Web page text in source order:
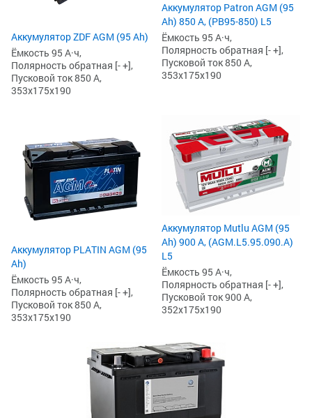
Аккумулятор ZDF AGM (95 Ah)
Ёмкость 95 А·ч,
Полярность обратная [- +],
Пусковой ток 850 А,
353x175x190
Аккумулятор Patron AGM (95
Ah) 850 А, (PB95-850) L5
Ёмкость 95 А·ч,
Полярность обратная [- +],
Пусковой ток 850 А,
353x175x190
Аккумулятор PLATIN AGM (95
Ah)
Ёмкость 95 А·ч,
Полярность обратная [- +],
Пусковой ток 850 А,
353x175x190
Аккумулятор Mutlu AGM (95
Ah) 900 А, (AGM.L5.95.090.A)
L5
Ёмкость 95 А·ч,
Полярность обратная [- +],
Пусковой ток 900 А,
352x175x190